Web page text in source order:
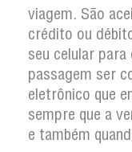
viagem. São
crédito ou
seu celular para
passagem ser
eletrônico que
sempre que a
e também